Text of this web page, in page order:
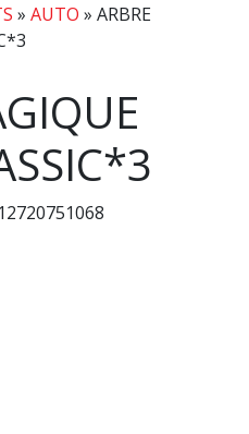
» AUTO » ARBRE